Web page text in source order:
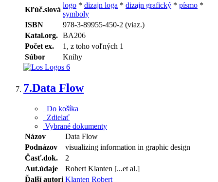
Kľúč.slová
logo * dizajn loga * dizajn grafický * písmo *
symboly
ISBN
978-3-89955-450-2 (viaz.)
Katal.org. BA206
Počet ex.
1, z toho voľných 1
Súbor
Knihy
7.Data Flow
Do košíka
Zdielať
Vybrané dokumenty
Názov
Data Flow
Podnázov
visualizing information in graphic design
Časť.dok.
2
Aut.údaje
Robert Klanten [...et al.]
Ďalší autori Klanten Robert